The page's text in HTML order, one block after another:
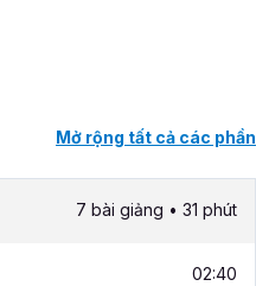
Mở rộng tất cả các phần
7 bài giảng • 31 phút
02:40